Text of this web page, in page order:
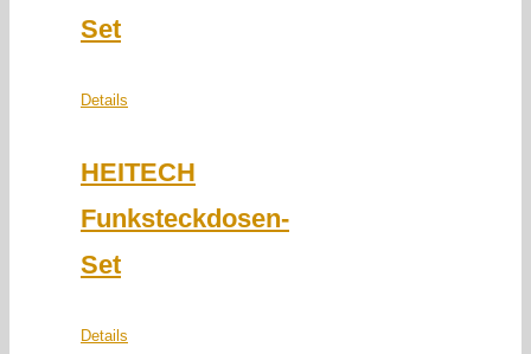
Set
Details
HEITECH
Funksteckdosen-
Set
Details